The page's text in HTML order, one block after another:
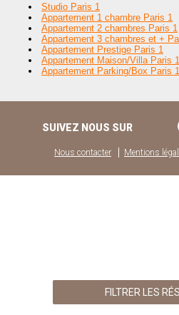
Studio Paris 1
Appartement 1 chambre Paris 1
Appartement 2 chambres Paris 1
Appartement 3 chambres et +
Appartement Prestige Paris 1
Appartement Maison/Villa Paris 1
Appartement Parking/Box Paris 1
FILTRER LES
SUIVEZ NOUS SUR
Nous contacter Mentions